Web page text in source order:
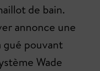
de bain.
annonce une
gué pouvant
Wade